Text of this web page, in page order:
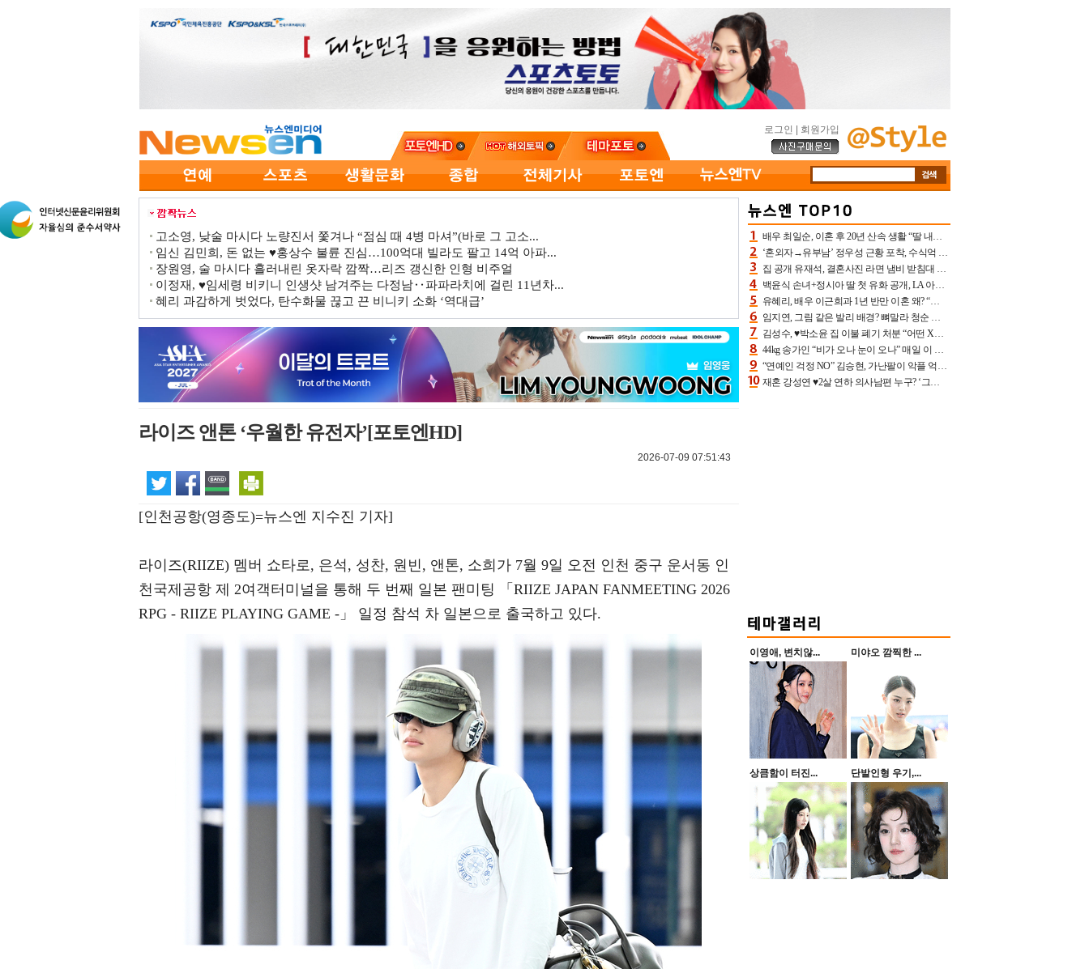
로그인 회원가입
고소영, 낮술 마시다 노량진서 쫓겨나 “점심 때 4병 마셔”(바로 그 고소...
임신 김민희, 돈 없는 ♥홍상수 불륜 진심…100억대 빌라도 팔고 14억 아파...
장원영, 술 마시다 흘러내린 옷자락 깜짝…리즈 갱신한 인형 비주얼
이정재, ♥임세령 비키니 인생샷 남겨주는 다정남‥파파라치에 걸린 11년차...
혜리 과감하게 벗었다, 탄수화물 끊고 끈 비니키 소화 ‘역대급’
라이즈 앤톤 ‘우월한 유전자’[포토엔HD]
2026-07-09 07:51:43
[인천공항(영종도)=뉴스엔 지수진 기자]
라이즈(RIIZE) 멤버 쇼타로, 은석, 성찬, 원빈, 앤톤, 소희가 7월 9일 오전 인천 중구 운서동 인
천국제공항 제 2여객터미널을 통해 두 번째 일본 팬미팅 「RIIZE JAPAN FANMEETING 2026
RPG - RIIZE PLAYING GAME -」 일정 참석 차 일본으로 출국하고 있다.
배우 최일순, 이혼 후 20년 산속 생활 “딸 내가 버렸다고 원망‥맘 아파”(특종)[어제TV]
‘혼외자→유부남’ 정우성 근황 포착, 수식억 해킹 피해 후배 만났다 “존경하는”
집 공개 유재석, 결혼사진 라면 냄비 받침대 되고 분노‥가족사진도 피해(놀뭐)[어제TV]
백윤식 손녀+정시아 딸 첫 유화 공개, LA 아트쇼→서울국제조각페스타 작가다운 수준급 실력
유혜리, 배우 이근희과 1년 반만 이혼 왜? “식칼 꽂고 의자 던져” 충격 폭로(특종)[어제TV]
임지연, 그림 같은 발리 배경? 뼈말라 청순 비키니 핏에 상대 안 되네
김성수, ♥박소윤 집 이불 폐기 처분 “어떤 X이랑 썼을지 몰라” 질투(신랑수업2)[어제TV]
44kg 송가인 “비가 오나 눈이 오나” 매일 이 운동, 허벅지 근육량 상승+체지방 감소
“연예인 걱정 NO” 김승현, 가난팔이 악플 억울할만‥아내+딸과 日 여행
재혼 강성연 ♥2살 연하 의사남편 누구? ‘그알’ 자문의에 훈남 비주얼 초엘리트 스펙 [종합]
이영애, 변치않... 미야오 깜찍한 ...
상큼함이 터진... 단발인형 우기,...